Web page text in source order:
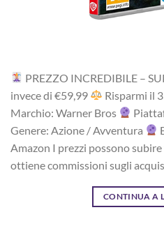
PREZZO INCREDIBILE –
i‎nv‎ec‎e ‎di‎ €59,99
R‎is‎pa‎rm‎i ‎il‎
Marchio: Warner Bros
Genere: Azione / Avventura
Amazon I prezzi possono
ottiene commissioni sugli
CONTINUA A